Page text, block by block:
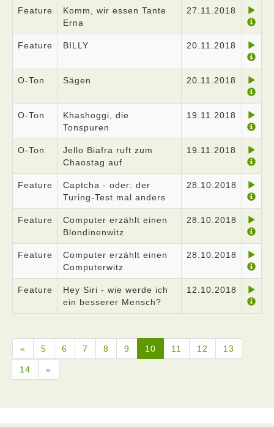
Feature
Komm, wir essen Tante
Erna
27.11.2018
Feature BILLY 20.11.2018
O-Ton Sägen 20.11.2018
O-Ton
Khashoggi, die
Tonspuren
19.11.2018
O-Ton
Jello Biafra ruft zum
Chaostag auf
19.11.2018
Feature
Captcha - oder: der
Turing-Test mal anders
28.10.2018
Feature
Computer erzählt einen
Blondinenwitz
28.10.2018
Feature
Computer erzählt einen
Computerwitz
28.10.2018
Feature
Hey Siri - wie werde ich
ein besserer Mensch?
12.10.2018
« 5 6 7 8 9 10 11 12 13
14 »